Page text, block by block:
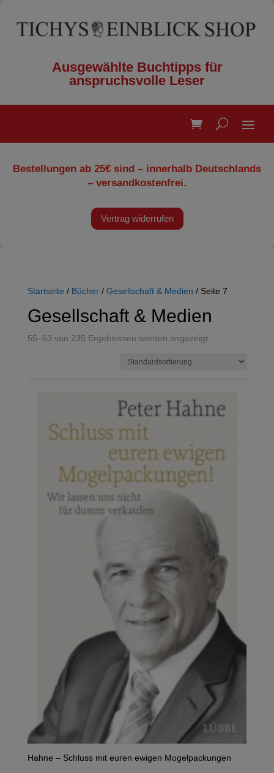
Ausgewählte Buchtipps für
anspruchsvolle Leser
Bestellungen ab 25€ sind – innerhalb Deutschlands
– versandkostenfrei.
Vertrag widerrufen
Startseite / Bücher/ Gesellschaft & Medien / Seite 7
Gesellschaft & Medien
55–63 von 235 Ergebnissen werden angezeigt
Hahne – Schluss mit euren ewigen Mogelpackungen